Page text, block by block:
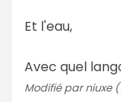
Et l'eau,
Avec quel
Modifié par niuxe